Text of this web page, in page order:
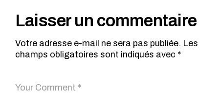
Laisser un commentaire
Votre adresse e-mail ne sera pas publiée. Les
champs obligatoires sont indiqués avec *